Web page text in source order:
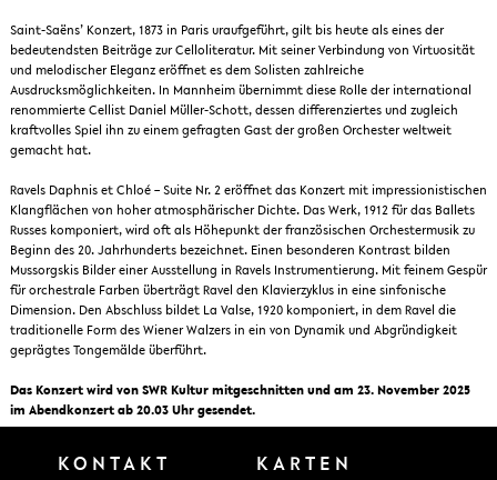
Saint-Saëns’ Konzert, 1873 in Paris uraufgeführt, gilt bis heute als eines der
bedeutendsten Beiträge zur Celloliteratur. Mit seiner Verbindung von Virtuosität
und melodischer Eleganz eröffnet es dem Solisten zahlreiche
Ausdrucksmöglichkeiten. In Mannheim übernimmt diese Rolle der international
renommierte Cellist Daniel Müller-Schott, dessen differenziertes und zugleich
kraftvolles Spiel ihn zu einem gefragten Gast der großen Orchester weltweit
gemacht hat.
Ravels Daphnis et Chloé – Suite Nr. 2 eröffnet das Konzert mit impressionistischen
Klangflächen von hoher atmosphärischer Dichte. Das Werk, 1912 für das Ballets
Russes komponiert, wird oft als Höhepunkt der französischen Orchestermusik zu
Beginn des 20. Jahrhunderts bezeichnet. Einen besonderen Kontrast bilden
Mussorgskis Bilder einer Ausstellung in Ravels Instrumentierung. Mit feinem Gespür
für orchestrale Farben überträgt Ravel den Klavierzyklus in eine sinfonische
Dimension. Den Abschluss bildet La Valse, 1920 komponiert, in dem Ravel die
traditionelle Form des Wiener Walzers in ein von Dynamik und Abgründigkeit
geprägtes Tongemälde überführt.
Das Konzert wird von SWR Kultur mitgeschnitten und am 23. November 2025
im Abendkonzert ab 20.03 Uhr gesendet.
KONTAKT KARTEN